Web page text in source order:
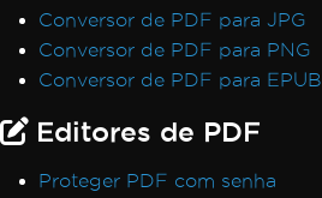
Conversor de PDF para JPG
Conversor de PDF para PNG
Conversor de PDF para EPUB
Editores de PDF
Proteger PDF com senha